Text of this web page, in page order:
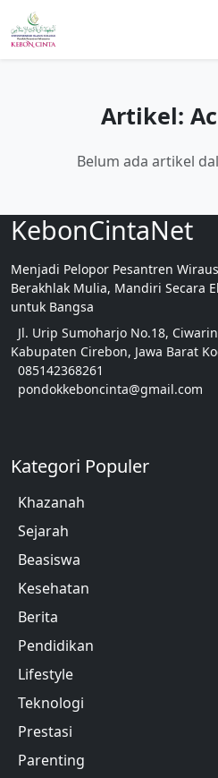
Artikel:
Belum ada artikel
KebonCintaNet
Menjadi Pelopor Pesantren
Berakhlak Mulia, Mandiri Secara
untuk Bangsa
Jl. Urip Sumoharjo No.18,
Kabupaten Cirebon, Jawa Barat
085142368261
pondokkeboncinta@gmail.com
Kategori Populer
Khazanah
Sejarah
Beasiswa
Kesehatan
Berita
Pendidikan
Lifestyle
Teknologi
Prestasi
Parenting